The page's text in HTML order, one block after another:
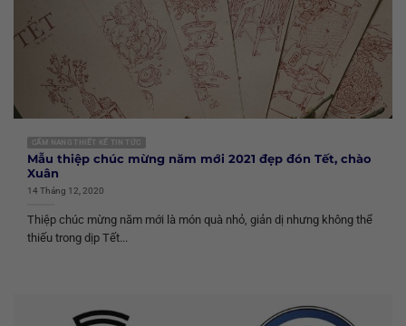
CẨM NANG THIẾT KẾ TIN TỨC
Mẫu thiệp chúc mừng năm mới 2021 đẹp đón Tết, chào
Xuân
14 Tháng 12, 2020
Thiệp chúc mừng năm mới là món quà nhỏ, giản dị nhưng không thể
thiếu trong dịp Tết...